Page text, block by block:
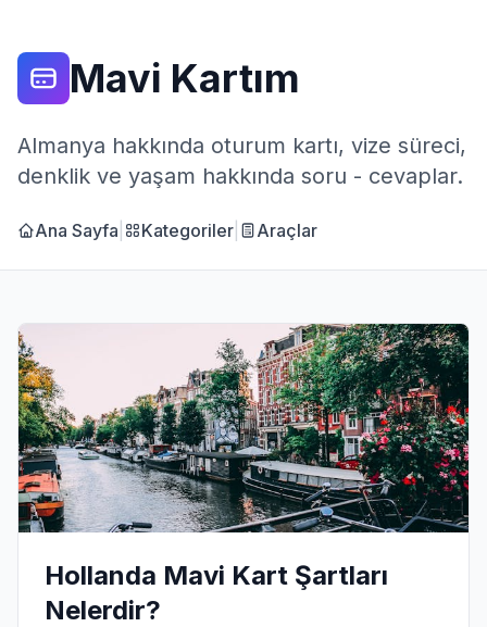
Mavi Kartım
Almanya hakkında oturum kartı, vize süreci,
denklik ve yaşam hakkında soru - cevaplar.
Ana Sayfa Kategoriler Araçlar
Hollanda Mavi Kart Şartları
Nelerdir?